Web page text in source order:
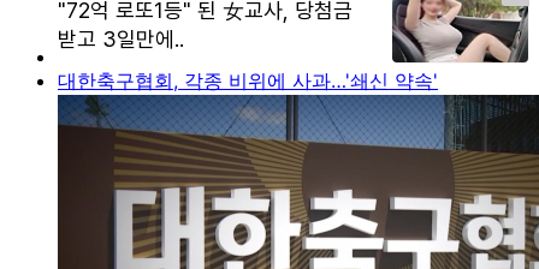
대한축구협회, 각종 비위에 사과…'쇄신 약속'